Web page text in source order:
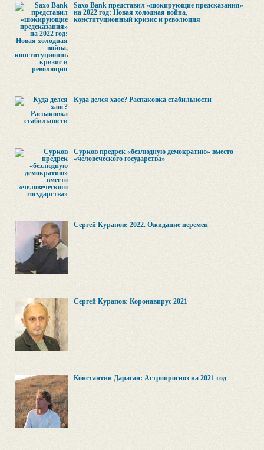
Saxo Bank представил «шокирующие предсказания»
на 2022 год: Новая холодная война,
конституционный кризис и революция
Куда делся хаос? Распаковка стабильности
Сурков предрек «безлюдную демократию» вместо
«человеческого государства»
Сергей Курапов: 2022. Ожидание перемен
Сергей Курапов: Коронавирус 2021
Константин Дараган: Астропрогноз на 2021 год